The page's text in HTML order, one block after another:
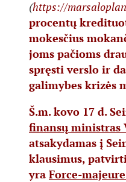
(https://
procentų
mokesčius
joms pačioms
spręsti verslo ir
galimybes krizės
Š.m. kovo 17 d.
finansų ministras
atsakydamas į
klausimus,
yra Force-